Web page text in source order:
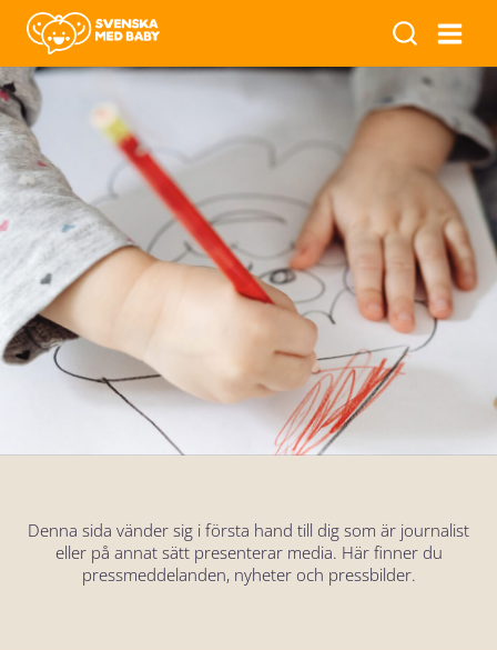
Denna sida vänder sig i första hand till dig som är journalist
eller på annat sätt presenterar media. Här finner du
pressmeddelanden, nyheter och pressbilder.